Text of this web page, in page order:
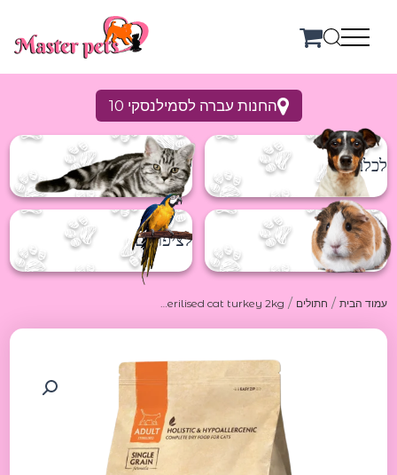
לתוכן
החנות עברה לסמילנסקי 10
לכלבים לחתולים
למכרסמים לציפורים
עמוד הבית/ חתולים / Grandorf sterilised cat turkey 2kg גרנדורף מזון יבש הודו לחתול מסורס 2קג
sterilised
turkey